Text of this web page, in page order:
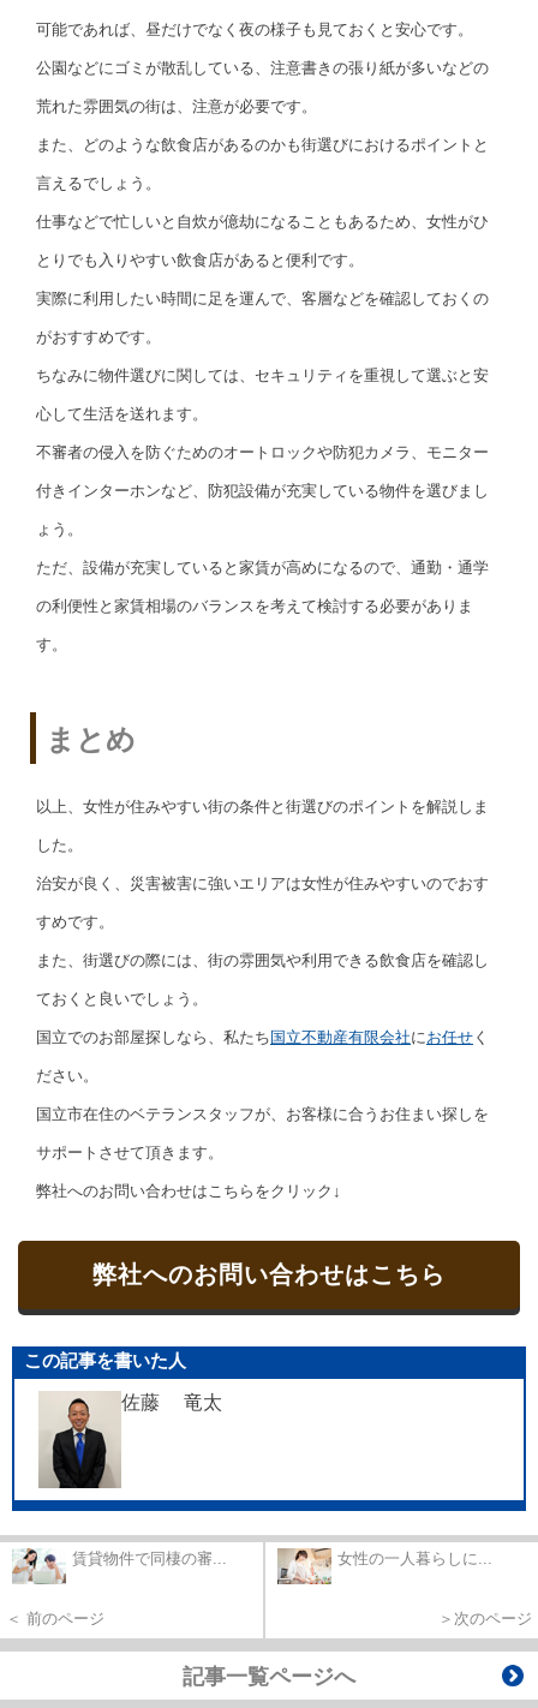
可能であれば、昼だけでなく夜の様子も見ておくと安心です。
公園などにゴミが散乱している、注意書きの張り紙が多いなどの
荒れた雰囲気の街は、注意が必要です。
また、どのような飲食店があるのかも街選びにおけるポイントと
言えるでしょう。
仕事などで忙しいと自炊が億劫になることもあるため、女性がひ
とりでも入りやすい飲食店があると便利です。
実際に利用したい時間に足を運んで、客層などを確認しておくの
がおすすめです。
ちなみに物件選びに関しては、セキュリティを重視して選ぶと安
心して生活を送れます。
不審者の侵入を防ぐためのオートロックや防犯カメラ、モニター
付きインターホンなど、防犯設備が充実している物件を選びまし
ょう。
ただ、設備が充実していると家賃が高めになるので、通勤・通学
の利便性と家賃相場のバランスを考えて検討する必要がありま
す。
まとめ
以上、女性が住みやすい街の条件と街選びのポイントを解説しま
した。
治安が良く、災害被害に強いエリアは女性が住みやすいのでおす
すめです。
また、街選びの際には、街の雰囲気や利用できる飲食店を確認し
ておくと良いでしょう。
国立でのお部屋探しなら、私たち 国立不動産有限会社にお任せ く
ださい。
国立市在住のベテランスタッフが、お客様に合うお住まい探しを
サポートさせて頂きます。
弊社へのお問い合わせはこちらをクリック↓
弊社へのお問い合わせはこちら
この記事を書いた人
佐藤 竜太
賃貸物件で同棲の審...
＜ 前のページ
女性の一人暮らしに...
＞次のページ
記事一覧ページへ